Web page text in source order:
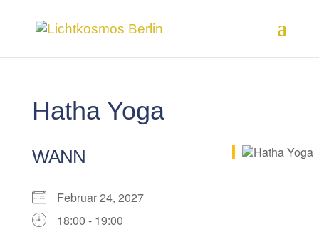
Hatha Yoga
WANN
Februar 24, 2027
18:00 - 19:00